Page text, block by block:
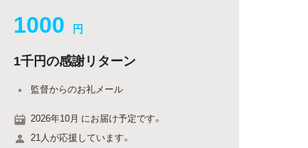
1000 円
1千円の感謝リターン
監督からのお礼メール
2026年10月 にお届け予定です。
21人が応援しています。